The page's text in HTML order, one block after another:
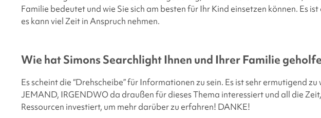
Familie bedeutet und wie Sie sich am besten für Ihr Kind einsetzen können. Es ist
es kann viel Zeit in Anspruch nehmen.
Wie hatSimons SearchlightIhnen und Ihrer Familie
Es scheint die “Drehscheibe” für Informationen zu sein. Es ist sehr ermutigend zu
JEMAND, IRGENDWO da draußen für dieses Thema interessiert und all die
Ressourcen investiert, um mehr darüber zu erfahren! DANKE!